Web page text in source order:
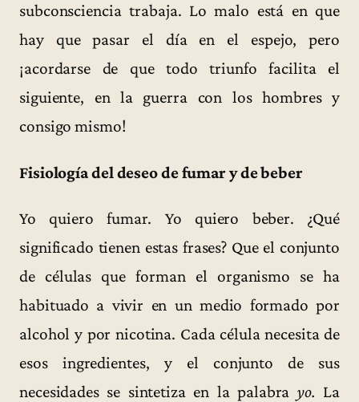
subconsciencia trabaja. Lo malo está en que
hay que pasar el día en el espejo, pero
¡acordarse de que todo triunfo facilita el
siguiente, en la guerra con los hombres y
consigo mismo!
Fisiología del deseo de fumar y de beber
Yo quiero fumar. Yo quiero beber. ¿Qué
significado tienen estas frases? Que el conjunto
de células que forman el organismo se ha
habituado a vivir en un medio formado por
alcohol y por nicotina. Cada célula necesita de
esos ingredientes, y el conjunto de sus
necesidades se sintetiza en la palabra yo. La